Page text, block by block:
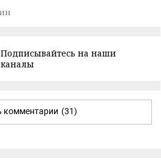
Подписывайтесь на наши
каналы
комментарии (31)